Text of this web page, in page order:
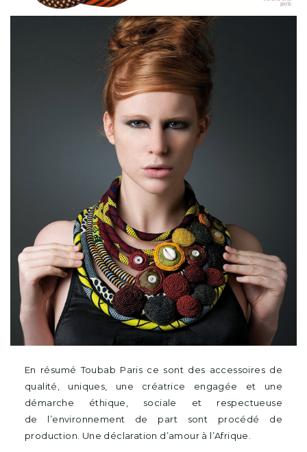
En résumé Toubab Paris ce sont des accessoires de
qualité, uniques, une créatrice engagée et une
démarche éthique, sociale et respectueuse
de l’environnement de part sont procédé de
production. Une déclaration d’amour à l’Afrique.